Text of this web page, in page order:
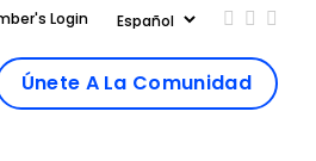
Login Add us
Follow
Únete A La Comunidad